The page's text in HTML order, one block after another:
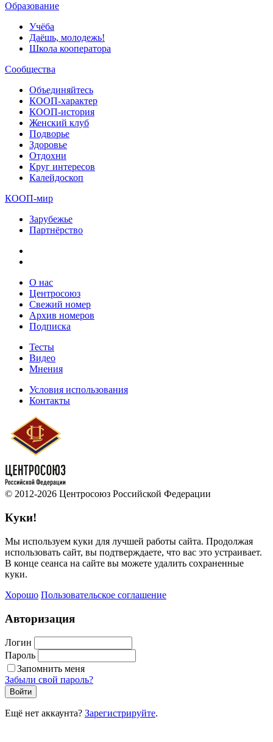
Образование
Учёба
Даёшь, молодежь!
Школа кооператора
Сообщества
Объединяйтесь
КООП-характер
КООП-история
Женский клуб
Подворье
Здоровье
Отдохни
Круг интересов
Калейдоскоп
КООП-мир
Зарубежье
Партнёрство
О нас
Центросоюз
Свежий номер
Архив номеров
Подписка
Тесты
Видео
Мнения
Условия использования
Контакты
© 2012-2026 Центросоюз Российской Федерации
Куки!
Мы используем куки для лучшей работы сайта. Продолжая
использовать сайт, вы подтверждаете, что вас это устраивает.
В конце сеанса на сайте вы можете удалить сохраненные
куки.
Хорошо Пользовательское соглашение
Авторизация
Логин
Пароль
Запомнить меня
Забыли свой пароль?
Войти
Ещё нет аккаунта? Зарегистрируйте.